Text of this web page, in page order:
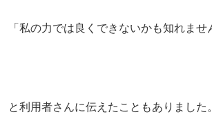
「私の力では良くできないかも知れませ
と利用者さんに伝えたこともありました。